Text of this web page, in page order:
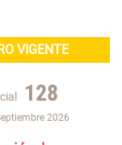
VIGENTE
128
2026